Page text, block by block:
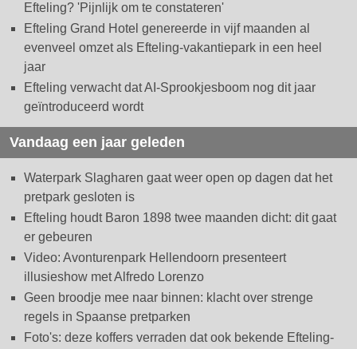
Efteling? 'Pijnlijk om te constateren'
Efteling Grand Hotel genereerde in vijf maanden al
evenveel omzet als Efteling-vakantiepark in een heel
jaar
Efteling verwacht dat AI-Sprookjesboom nog dit jaar
geïntroduceerd wordt
Vandaag een jaar geleden
Waterpark Slagharen gaat weer open op dagen dat het
pretpark gesloten is
Efteling houdt Baron 1898 twee maanden dicht: dit gaat
er gebeuren
Video: Avonturenpark Hellendoorn presenteert
illusieshow met Alfredo Lorenzo
Geen broodje mee naar binnen: klacht over strenge
regels in Spaanse pretparken
Foto's: deze koffers verraden dat ook bekende Efteling-